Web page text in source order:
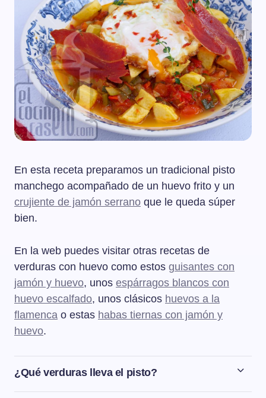
En esta receta preparamos un tradicional pisto
manchego acompañado de un huevo frito y un
crujiente de jamón serrano que le queda súper
bien.
En la web puedes visitar otras recetas de
verduras con huevo como estos guisantes con
jamón y huevo, unos espárragos blancos con
huevo escalfado, unos clásicos huevos a la
flamenca o estas habas tiernas con jamón y
huevo.
¿Qué verduras lleva el pisto?
El auténtico pisto manchego siempre lleva tomate,